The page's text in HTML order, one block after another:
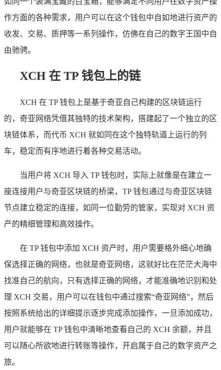
作方面的各种需求，用户可以在这个钱包中自如地进行资产的
收发、交易、质押等一系列操作，仿佛在自己的数字王国中自
由驰骋。
XCH 在 TP 钱包上的链
XCH 在 TP 钱包上是基于奇亚自己构建的区块链运行
的，奇亚网络凭借其独特的技术架构，搭建起了一个独立的区
块链体系，而代币 XCH 就如同在这个独特轨道上运行的列
车，稳定而有序地进行着各种交易活动。
当用户将 XCH 导入 TP 钱包时，实际上就像是在建立一
座连接用户与奇亚区块链的桥梁，TP 钱包通过与奇亚区块链
节点建立稳定的连接，如同一位勤劳的管家，实现对 XCH 资
产的精细管理和高效操作。
在 TP 钱包中添加 XCH 资产时，用户需要格外细心地确
保选择正确的网络，也就是奇亚网络，这就好比在茫茫大海中
找准自己的航向，只有选择正确的网络，才能准确地识别和处
理 XCH 交易，用户可以在钱包中通过搜索“奇亚网络”，然后
按照系统给出的详细提示逐步完成添加操作，一旦添加成功，
用户就能够在 TP 钱包中清晰地查看自己的 XCH 余额，并且
可以随心所欲地进行转账等操作，开启属于自己的数字资产之
旅。